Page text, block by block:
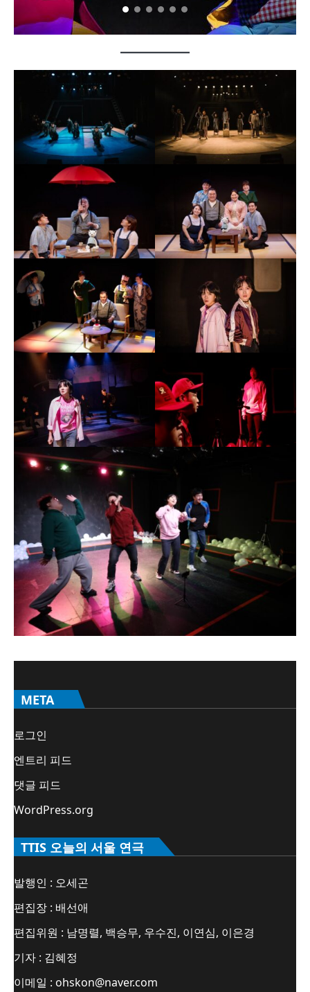
META
로그인
엔트리 피드
댓글 피드
WordPress.org
TTIS 오늘의 서울 연극
발행인 : 오세곤
편집장 : 배선애
편집위원 : 남명렬, 백승무, 우수진, 이연심, 이은경
기자 : 김혜정
이메일 : ohskon@naver.com